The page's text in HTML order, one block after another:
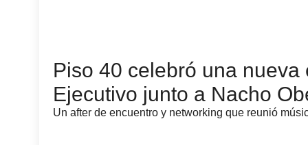
Piso 40 celebró una
Ejecutivo junto a Nacho
Un after de encuentro y networking que reunió